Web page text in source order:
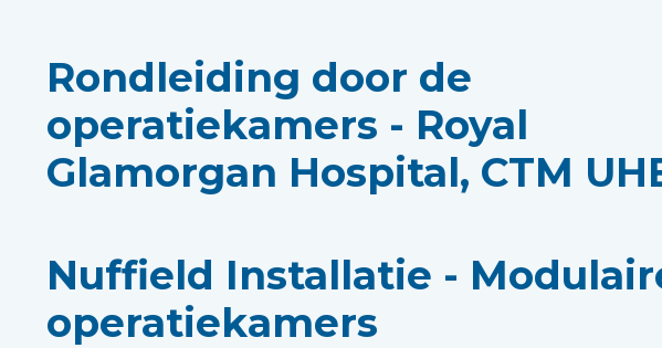
Rondleiding door de
operatiekamers - Royal
Glamorgan Hospital, CTM
Nuffield Installatie -
operatiekamers